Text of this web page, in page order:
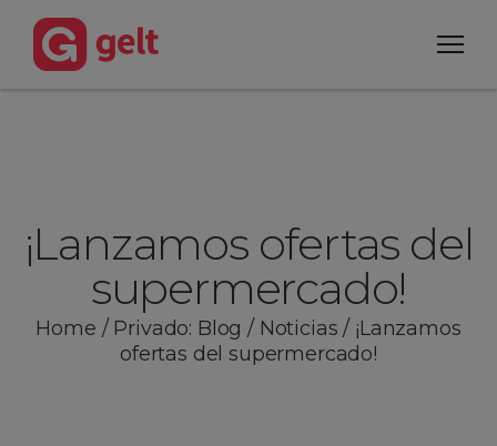
¡Lanzamos ofertas del
supermercado!
Home / Privado: Blog / Noticias / ¡Lanzamos
ofertas del supermercado!